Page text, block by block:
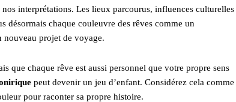
interprétations. Les lieux parcourus, influences culturelles
désormais chaque couleuvre des rêves comme un
nouveau projet de voyage.
que chaque rêve est aussi personnel que votre propre sens
peut devenir un jeu d’enfant. Considérez cela comme
pour raconter sa propre histoire.